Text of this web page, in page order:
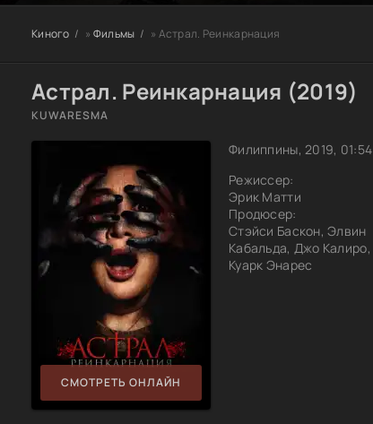
Киного » Фильмы » Астрал. Реинкарнация
Астрал. Реинкарнация (2019)
KUWARESMA
СМОТРЕТЬ ОНЛАЙН
Филиппины, 2019, 01:54
Режиссер:
Эрик Матти
Продюсер:
Стэйси Баскон, Элвин
Кабальда, Джо Калиро,
Куарк Энарес